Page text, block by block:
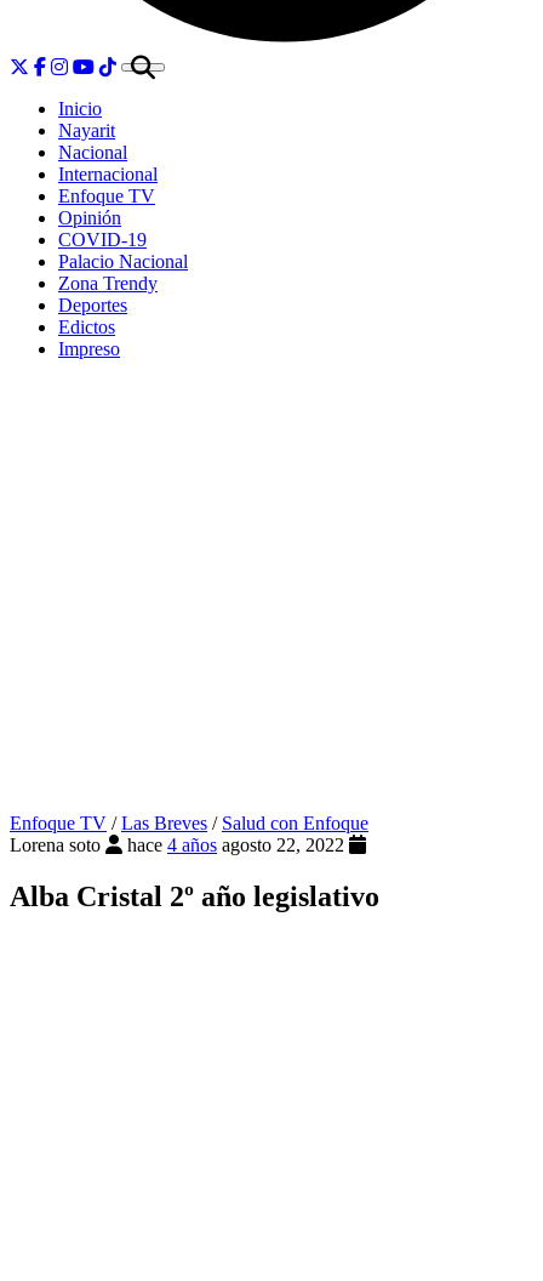
Inicio
Nayarit
Nacional
Internacional
Enfoque TV
Opinión
COVID-19
Palacio Nacional
Zona Trendy
Deportes
Edictos
Impreso
Enfoque TV /Las Breves / Salud con Enfoque
Lorena soto
hace 4 años agosto 22, 2022
Alba Cristal 2º año legislativo